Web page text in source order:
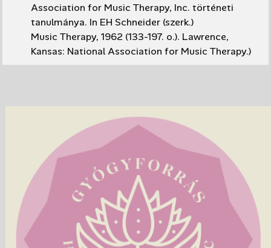
Association for Music Therapy, Inc. történeti
tanulmánya. In EH Schneider (szerk.)
Music Therapy, 1962 (133-197. o.). Lawrence,
Kansas: National Association for Music Therapy.)